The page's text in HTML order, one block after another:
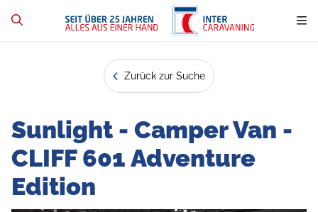
Zurück zur Suche
Sunlight - Camper Van -
CLIFF 601 Adventure
Edition